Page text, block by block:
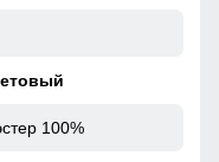
100%